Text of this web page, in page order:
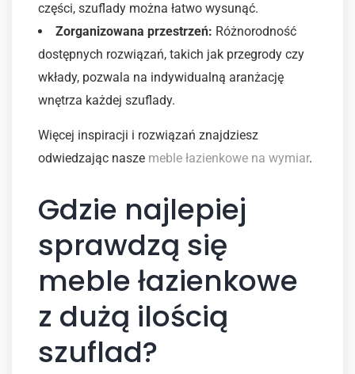
części, szuflady można łatwo wysunąć.
Zorganizowana przestrzeń: Różnorodność
dostępnych rozwiązań, takich jak przegrody czy
wkłady, pozwala na indywidualną aranżację
wnętrza każdej szuflady.
Więcej inspiracji i rozwiązań znajdziesz
odwiedzając nasze meble łazienkowe na wymiar.
Gdzie najlepiej
sprawdzą się
meble łazienkowe
z dużą ilością
szuflad?